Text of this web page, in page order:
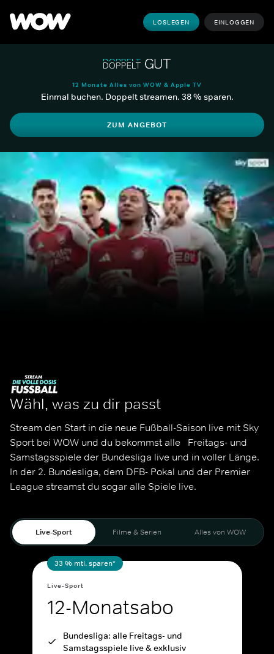
LOSLEGEN EINLOGGEN
12 Monate Alles von WOW & Apple TV
Einmal buchen. Doppelt streamen. 38 % sparen.
ZUM ANGEBOT
Wähl, was zu dir passt
Stream den Start in die neue Fußball-Saison live mit Sky
Sport bei WOW und du bekommst alle   Freitags- und
Samstagsspiele der Bundesliga live und in voller Länge.
In der 2. Bundesliga, dem DFB- Pokal und der Premier
League streamst du sogar alle Spiele live.
Live-Sport Filme & Serien Alles von WOW
33 % mtl. sparen*
Live-Sport
12-Monatsabo
Bundesliga: alle Freitags- und
Samstagsspiele live & exklusiv